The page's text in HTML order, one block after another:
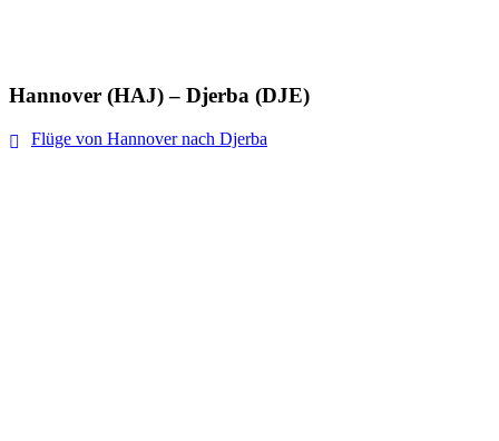
Hannover (HAJ) – Djerba (DJE)
Flüge von Hannover nach Djerba